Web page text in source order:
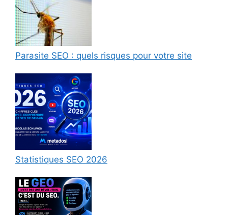
Parasite SEO : quels risques pour votre site
Statistiques SEO 2026